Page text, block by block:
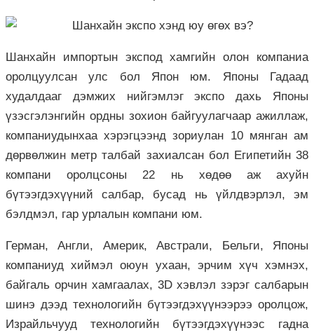
Шанхайн импортын экспод хамгийн олон компаниа
оролцуулсан улс бол Япон юм. Японы Гадаад
худалдааг дэмжих нийгэмлэг экспо дахь Японы
үзэсгэлэнгийн ордны зохион байгуулагчаар ажиллаж,
компаниудынхаа хэрэгцээнд зориулан 10 мянган ам
дөрвөлжин метр талбай захиалсан бол Египетийн 38
компани оролцсоны 22 нь хөдөө аж ахуйн
бүтээгдэхүүний салбар, бусад нь үйлдвэрлэл, эм
бэлдмэл, гар урлалын компани юм.
Герман, Англи, Америк, Австрали, Бельги, Японы
компаниуд хиймэл оюун ухаан, эрчим хүч хэмнэх,
байгаль орчин хамгаалах, 3D хэвлэл зэрэг салбарын
шинэ дээд технологийн бүтээгдэхүүнээрээ оролцож,
Израйльчууд технологийн бүтээгдэхүүнээс гадна